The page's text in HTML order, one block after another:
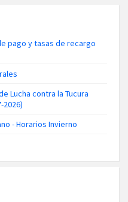
pago y tasas de recargo
Lucha contra la Tucura
2026)
- Horarios Invierno